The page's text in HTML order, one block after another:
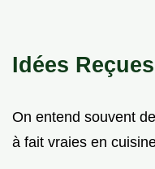
Idées Reçues
On entend souvent
à fait vraies en